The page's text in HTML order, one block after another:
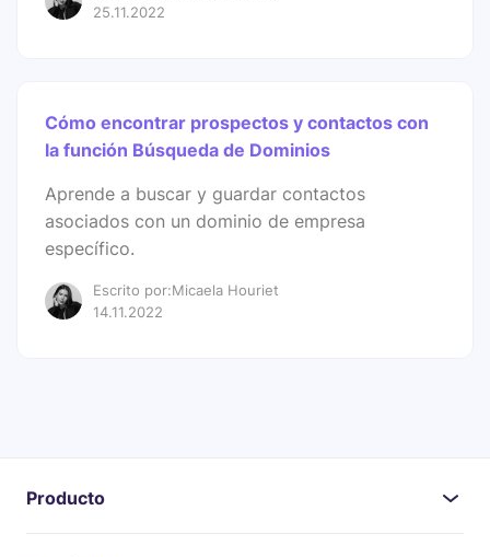
25.11.2022
Cómo encontrar prospectos y contactos con
la función Búsqueda de Dominios
Aprende a buscar y guardar contactos
asociados con un dominio de empresa
específico.
Escrito por:Micaela Houriet
14.11.2022
Producto